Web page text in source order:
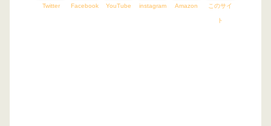
Twitter Facebook YouTube instagram Amazon このサイ
ト